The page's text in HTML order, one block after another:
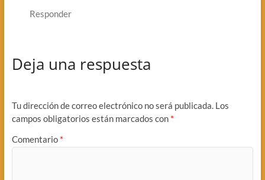
Responder
Deja una respuesta
Tu dirección de correo electrónico no será publicada. Los
campos obligatorios están marcados con *
Comentario *